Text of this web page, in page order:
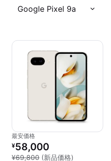
Google Pixel 9a
最安価格
リファービッシュ品の価格：
¥58,000
¥69,800 (新品価格) 新品との